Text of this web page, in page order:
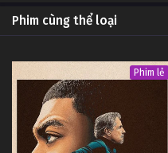
Phim cùng thể loại
Phim lẻ